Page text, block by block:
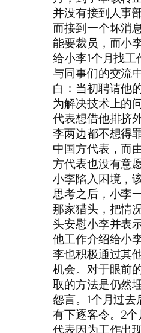
并没有接到人事
而接到一个坏消
能要裁员，而小
给小李1个月找
与同事们的交流
白：当初聘请他
为解决技术上的
代表想借他排挤
李两边都不想得
中国方代表，而
方代表也没有意
小李陷入困境，
思考之后，小李
那家猎头，把情
头安慰小李并表
他工作介绍给小
李也积极通过其
机会。对于眼前
取的方法是仍然
怨言。1个月过
有下逐客令。2
代表因为工作出